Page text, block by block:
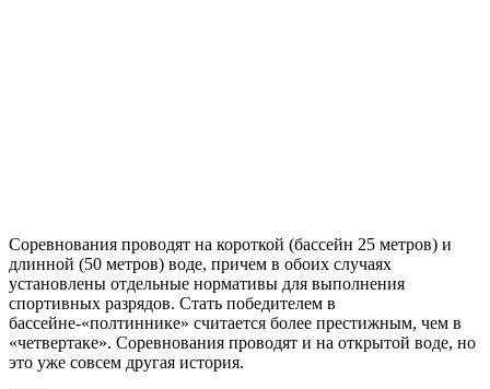
Соревнования проводят на короткой (бассейн 25 метров) и
длинной (50 метров) воде, причем в обоих случаях
установлены отдельные нормативы для выполнения
спортивных разрядов. Стать победителем в
бассейне-«полтиннике» считается более престижным, чем в
«четвертаке». Соревнования проводят и на открытой воде, но
это уже совсем другая история.